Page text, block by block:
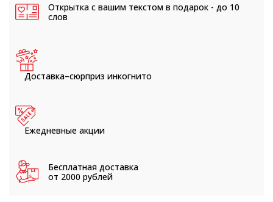
Открытка с вашим текстом в подарок - до 10
слов
Доставка–сюрприз инкогнито
Ежедневные акции
Бесплатная доставка
от 2000 рублей